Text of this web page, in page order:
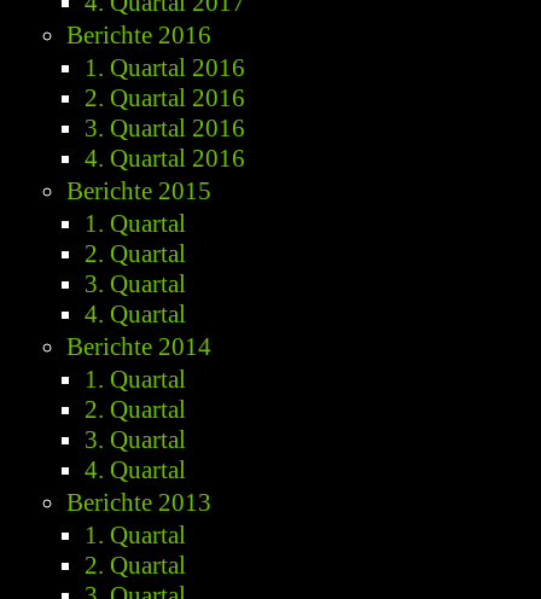
Berichte 2016
1. Quartal 2016
2. Quartal 2016
3. Quartal 2016
4. Quartal 2016
Berichte 2015
1. Quartal
2. Quartal
3. Quartal
4. Quartal
Berichte 2014
1. Quartal
2. Quartal
3. Quartal
4. Quartal
Berichte 2013
1. Quartal
2. Quartal